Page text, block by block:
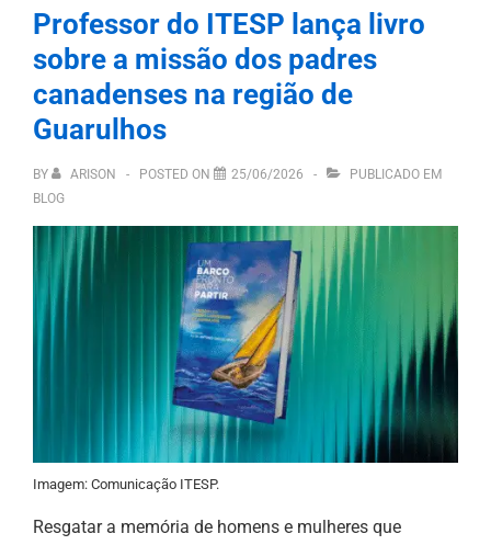
Professor do ITESP lança livro
sobre a missão dos padres
canadenses na região de
Guarulhos
BY ARISON POSTED ON 25/06/2026
PUBLICADO EM
BLOG
Imagem: Comunicação ITESP.
Resgatar a memória de homens e mulheres que